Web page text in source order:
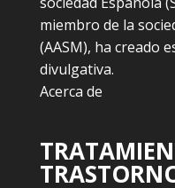
miembro de la
(AASM), ha creado
divulgativa.
Acerca de